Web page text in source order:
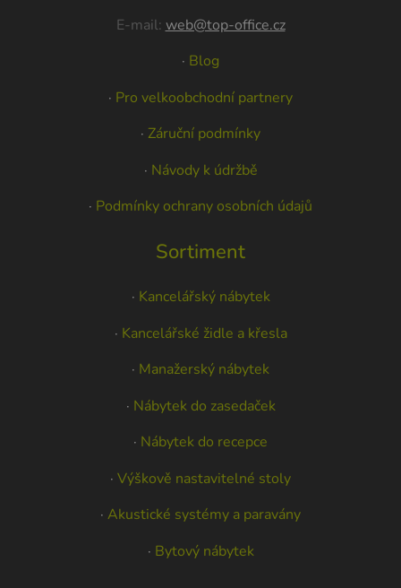
E-mail: web@top-office.cz
· Blog
· Pro velkoobchodní partnery
· Záruční podmínky
· Návody k údržbě
· Podmínky ochrany osobních údajů
Sortiment
· Kancelářský nábytek
· Kancelářské židle a křesla
· Manažerský nábytek
· Nábytek do zasedaček
· Nábytek do recepce
· Výškově nastavitelné stoly
· Akustické systémy a paravány
· Bytový nábytek